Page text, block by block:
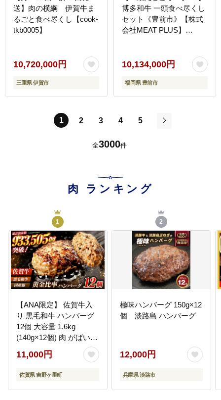
送】肉の横綱 伊賀牛ま
るごと食べ尽くし【cook-
tkb0005】
10,720,000円
三重県 伊賀市
博多和牛 一頭食べ尽くし
セット《豊前市》【株式
会社MEAT PLUS】
10,134,000円
福岡県 豊前市
1 2 3 4
5
全3000件
肉 ランキング
1
【ANA限定】 佐賀牛入
り 黒毛和牛 ハンバーグ
12個 大容量 1.6kg
(140g×12個) 肉 がばいば
ーぐ 吉野ヶ里町/石丸食
肉産業[FBX005]
11,000円
佐賀県 吉野ヶ里町
2
極味ハンバーグ 150g×12
個 淡路島 ハンバーグ
12,000円
兵庫県 淡路市